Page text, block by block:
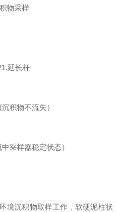
物采样
延长杆
积物不流失）
采样器稳定状态）
沉积物取样工作，软硬泥柱状